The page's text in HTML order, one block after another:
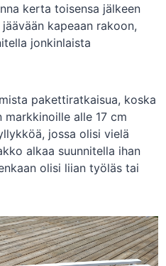
kerta toisensa jälkeen
kapeaan rakoon,
jonkinlaista
pakettiratkaisua, koska
alle 17 cm
jossa olisi vielä
alkaa suunnitella ihan
olisi liian työläs tai